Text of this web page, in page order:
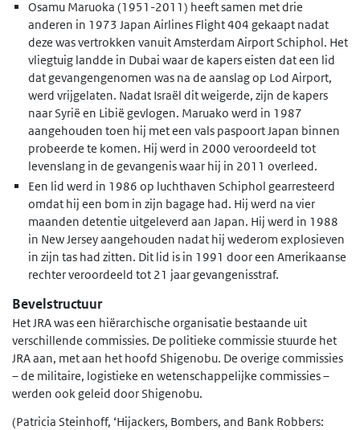
Osamu Maruoka (1951-2011) heeft samen met drie
anderen in 1973 Japan Airlines Flight 404 gekaapt nadat
deze was vertrokken vanuit Amsterdam Airport Schiphol. Het
vliegtuig landde in Dubai waar de kapers eisten dat een lid
dat gevangengenomen was na de aanslag op Lod Airport,
werd vrijgelaten. Nadat Israël dit weigerde, zijn de kapers
naar Syrië en Libië gevlogen. Maruako werd in 1987
aangehouden toen hij met een vals paspoort Japan binnen
probeerde te komen. Hij werd in 2000 veroordeeld tot
levenslang in de gevangenis waar hij in 2011 overleed.
Een lid werd in 1986 op luchthaven Schiphol gearresteerd
omdat hij een bom in zijn bagage had. Hij werd na vier
maanden detentie uitgeleverd aan Japan. Hij werd in 1988
in New Jersey aangehouden nadat hij wederom explosieven
in zijn tas had zitten. Dit lid is in 1991 door een Amerikaanse
rechter veroordeeld tot 21 jaar gevangenisstraf.
Bevelstructuur
Het JRA was een hiërarchische organisatie bestaande uit
verschillende commissies. De politieke commissie stuurde het
JRA aan, met aan het hoofd Shigenobu. De overige commissies
– de militaire, logistieke en wetenschappelijke commissies –
werden ook geleid door Shigenobu.
(Patricia Steinhoff, ‘Hijackers, Bombers, and Bank Robbers: